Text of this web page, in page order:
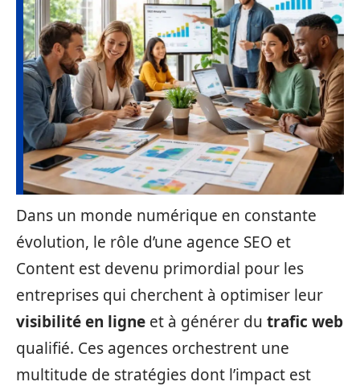
Dans un monde numérique en constante
évolution, le rôle d’une agence SEO et
Content est devenu primordial pour les
entreprises qui cherchent à optimiser leur
visibilité en ligne et à générer du trafic web
qualifié. Ces agences orchestrent une
multitude de stratégies dont l’impact est